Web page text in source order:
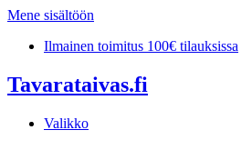
Mene sisältöön
Ilmainen toimitus 100€ tilauksissa
Tavarataivas.fi
Valikko